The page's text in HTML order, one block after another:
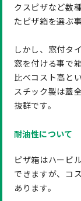
クスピザなど数
たピザ箱を選ぶ
しかし、窓付タ
窓を付ける事で
比べコスト高と
スチック製は蓋
抜群です。
耐油性について
ピザ箱はハービ
できますが、コ
あります。